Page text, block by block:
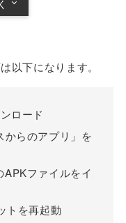
[0] [PR]
7.1.2 (Android
(Android 6.0+)
5.0+)
(150400-
[0] [PR]
5.0+)
以下になります。
ロード
からのアプリ」を
APKファイルをイ
トを再起動